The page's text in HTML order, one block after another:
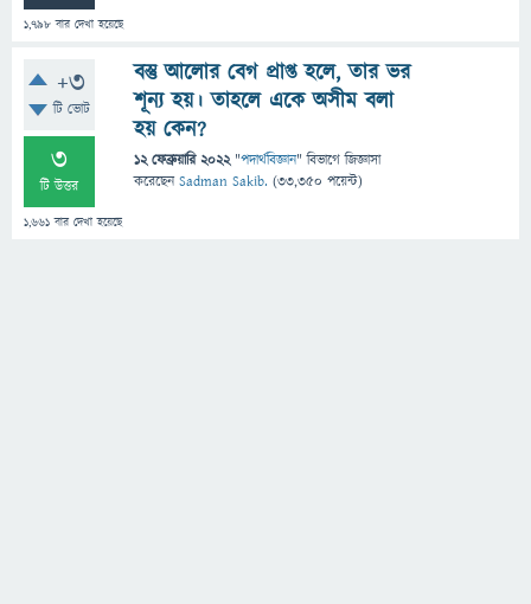
1,798 বার দেখা হয়েছে
+3
টি ভোট
3
টি উত্তর
1,661 বার দেখা হয়েছে
বস্তু আলোর বেগ প্রাপ্ত হলে, তার ভর
শূন্য হয়। তাহলে একে অসীম বলা
হয় কেন?
12 ফেব্রুয়ারি 2022 "পদার্থবিজ্ঞান" বিভাগে জিজ্ঞাসা
করেছেনSadman Sakib. (33,350 পয়েন্ট)